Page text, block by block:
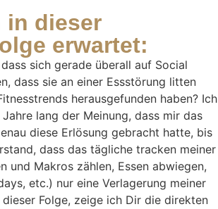
in dieser
erwartet:
sich gerade überall auf Social
dass sie an einer Essstörung litten
herausgefunden haben? Ich
lang der Meinung, dass mir das
diese Erlösung gebracht hatte, bis
dass das tägliche tracken meiner
und Makros zählen, Essen abwiegen,
etc.) nur eine Verlagerung meiner
dieser Folge, zeige ich Dir die direkten